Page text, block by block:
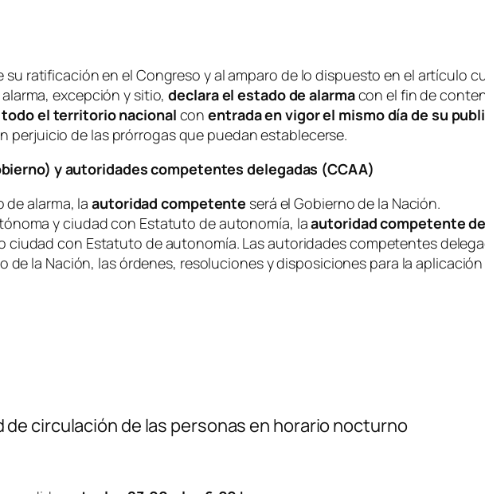
su ratificación en el Congreso y al amparo de lo dispuesto en el artículo
excepción y sitio,declara el estado de alarmacon el fin de
todo el territorio nacional conentrada en vigor el mismo día de su
perjuicio de las prórrogas que puedan establecerse.
y autoridades competentes delegadas (CCAA)
de alarma, laautoridad competente será el Gobierno de la Nación.
y ciudad con Estatuto de autonomía, laautoridad competente
ciudad con Estatuto de autonomía. Las autoridades competentes
de la Nación, las órdenes, resoluciones y disposiciones para la
de circulación de las personas en horario nocturno